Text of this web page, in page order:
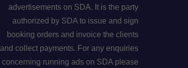
advertisements on SDA. It is the party
authorized by SDA to issue and sign
booking orders and invoice the clients
and collect payments. For any enquiries
concerning running ads on SDA please